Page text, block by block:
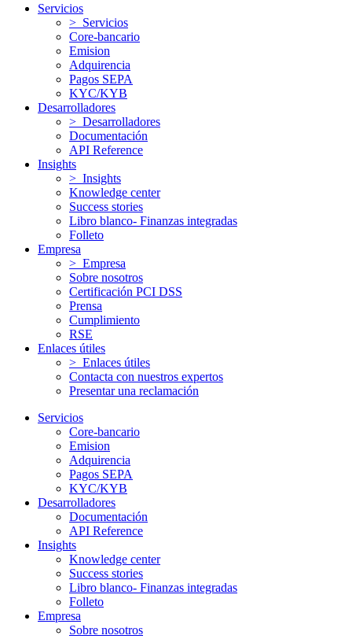
Servicios
> Servicios
Core-bancario
Emision
Adquirencia
Pagos SEPA
KYC/KYB
Desarrolladores
> Desarrolladores
Documentación
API Reference
Insights
> Insights
Knowledge center
Success stories
Libro blanco- Finanzas integradas
Folleto
Empresa
> Empresa
Sobre nosotros
Certificación PCI DSS
Prensa
Cumplimiento
RSE
Enlaces útiles
> Enlaces útiles
Contacta con nuestros expertos
Presentar una reclamación
Servicios
Core-bancario
Emision
Adquirencia
Pagos SEPA
KYC/KYB
Desarrolladores
Documentación
API Reference
Insights
Knowledge center
Success stories
Libro blanco- Finanzas integradas
Folleto
Empresa
Sobre nosotros